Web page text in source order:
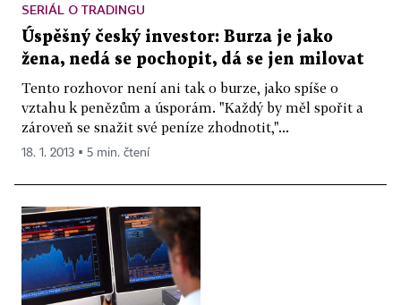
SERIÁL O TRADINGU
Úspěšný český investor: Burza je jako
žena, nedá se pochopit, dá se jen milovat
Tento rozhovor není ani tak o burze, jako spíše o
vztahu k penězům a úsporám. "Každý by měl spořit a
zároveň se snažit své peníze zhodnotit,"...
18. 1. 2013 ▪ 5 min. čtení